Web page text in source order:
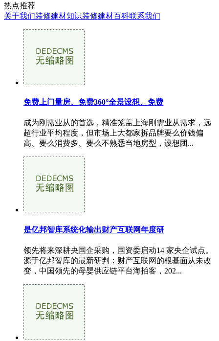
热点推荐
关于我们装修建材知识装修建材百科联系我们
免费上门量房、免费360°全景设想、免费
成为刚需业从的首选，精准笼盖上海刚需业从需求，远
超行业平均程度，但市场上大都家拆品牌要么价钱偏
高、要么消费多、要么不熟悉当地房型，设想团...
是亿邦智库系统化输出财产互联网年度研
领先将来深耕央国企采购，国资委启动14 家央企试点。
源于亿邦智库的最新研判：财产互联网的根基面从未改
变，中国领先的母婴供应链平台海拍客，202...